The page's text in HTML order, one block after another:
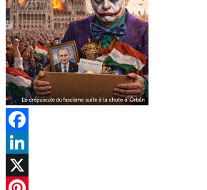
Facebook
LinkedIn